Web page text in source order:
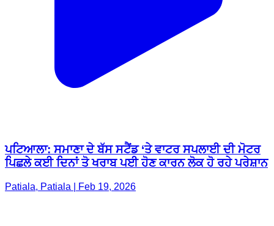
ਪਟਿਆਲਾ: ਸਮਾਣਾ ਦੇ ਬੱਸ ਸਟੈਂਡ ‘ਤੇ ਵਾਟਰ ਸਪਲਾਈ ਦੀ ਮੋਟਰ
ਪਿਛਲੇ ਕਈ ਦਿਨਾਂ ਤੋ ਖਰਾਬ ਪਈ ਹੋਣ ਕਾਰਨ ਲੋਕ ਹੋ ਰਹੇ ਪਰੇਸ਼ਾਨ
Patiala, Patiala | Feb 19, 2026